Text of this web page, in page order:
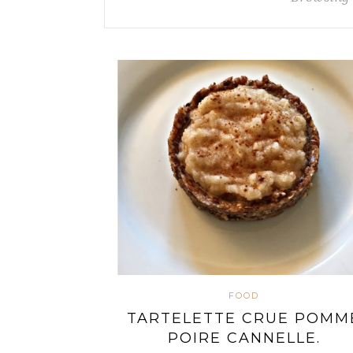
FOOD
TARTELETTE CRUE
POIRE CANNELLE.